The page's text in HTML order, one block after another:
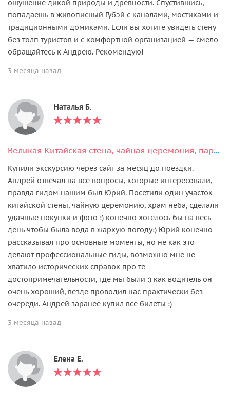
ощущение дикой природы и древности. Спустившись,
попадаешь в живописный Губэй с каналами, мостиками и
традиционными домиками. Если вы хотите увидеть стену
без толп туристов и с комфортной организацией — смело
обращайтесь к Андрею. Рекомендую!
3 месяца назад
Наталья Б.
Великая Китайская стена, чайная церемония, парк Цзиншань и шоу акробатики
Купили экскурсию через сайт за месяц до поездки.
Андрей отвечал на все вопросы, которые интересовали,
правда гидом нашим был Юрий. Посетили один участок
китайской стены, чайную церемонию, храм неба, сделали
удачные покупки и фото :) конечно хотелось бы на весь
день чтобы была вода в жаркую погоду:) Юрий конечно
рассказывал про основные моменты, но не как это
делают профессиональные гиды, возможно мне не
хватило исторических справок про те
достопримечательности, где мы были :) как водитель он
очень хороший, везде проводил нас практически без
очереди. Андрей заранее купил все билеты :)
3 месяца назад
Елена Е.